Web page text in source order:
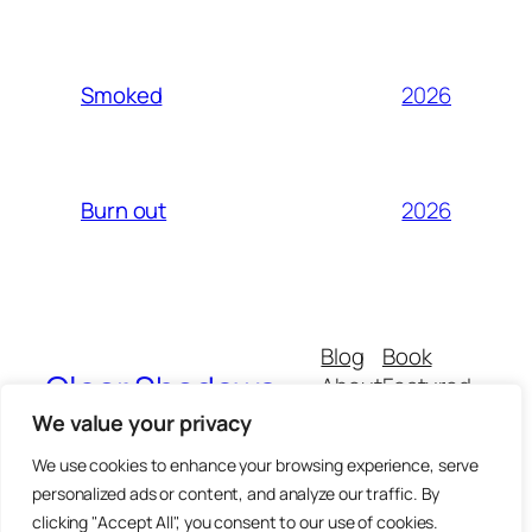
We value your privacy
We use cookies to enhance your browsing experience, serve
personalized ads or content, and analyze our traffic. By
clicking "Accept All", you consent to our use of cookies.
Smoked 2026
Burn out 2026
Clear Shadows
Blog
About
Book
Featured